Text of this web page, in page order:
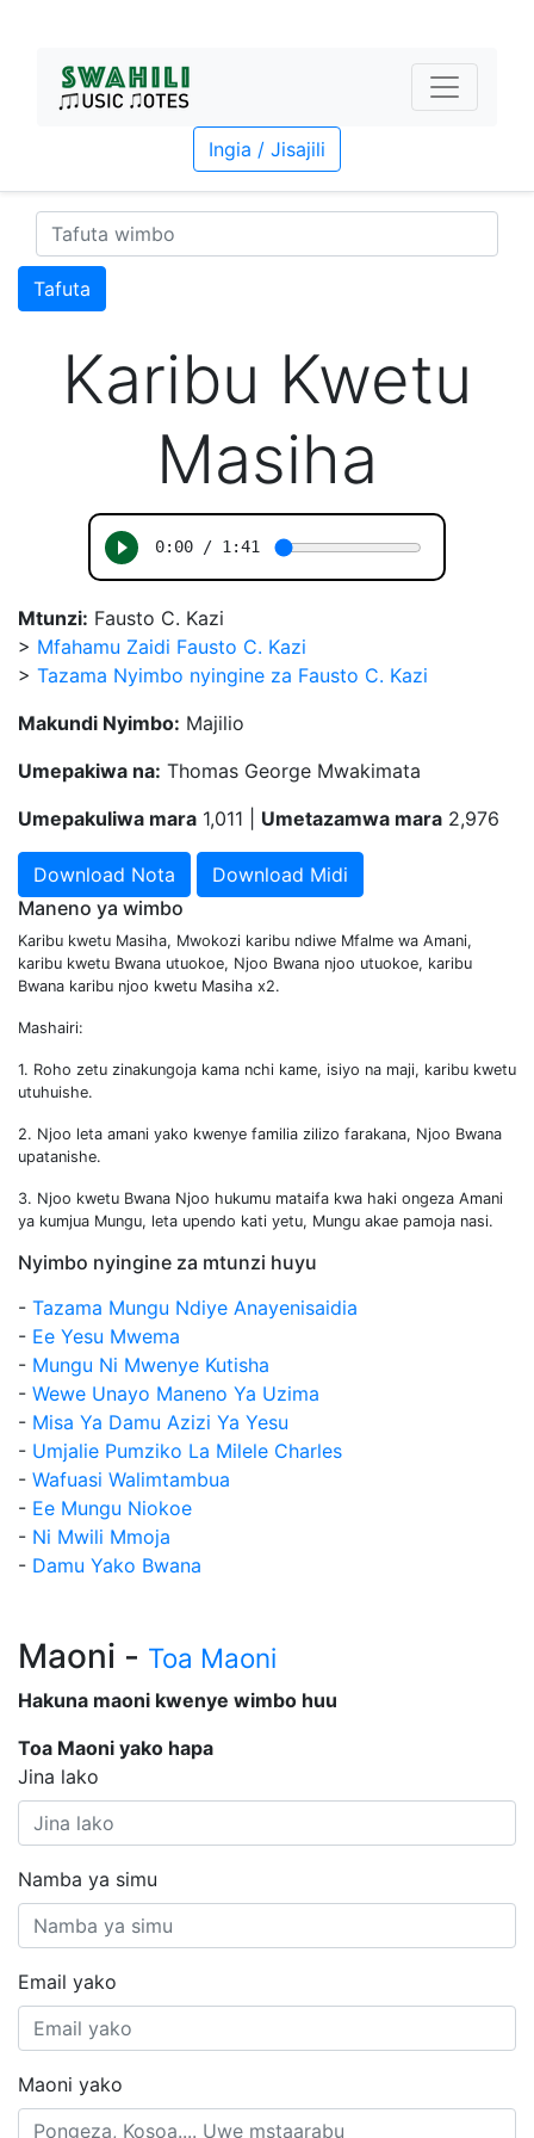
Ingia / Jisajili
Tafuta
Karibu Kwetu
Masiha
Mtunzi: Fausto C. Kazi
> Mfahamu Zaidi Fausto C. Kazi
> Tazama Nyimbo nyingine za Fausto C. Kazi
Makundi Nyimbo: Majilio
Umepakiwa na: Thomas George Mwakimata
Umepakuliwa mara 1,011 | Umetazamwa mara 2,976
Download Nota
Download Midi
Maneno ya wimbo
Karibu kwetu Masiha, Mwokozi karibu ndiwe Mfalme wa Amani,
karibu kwetu Bwana utuokoe, Njoo Bwana njoo utuokoe, karibu
Bwana karibu njoo kwetu Masiha x2.
Mashairi:
1. Roho zetu zinakungoja kama nchi kame, isiyo na maji, karibu kwetu
utuhuishe.
2. Njoo leta amani yako kwenye familia zilizo farakana, Njoo Bwana
upatanishe.
3. Njoo kwetu Bwana Njoo hukumu mataifa kwa haki ongeza Amani
ya kumjua Mungu, leta upendo kati yetu, Mungu akae pamoja nasi.
Nyimbo nyingine za mtunzi huyu
- Tazama Mungu Ndiye Anayenisaidia
- Ee Yesu Mwema
- Mungu Ni Mwenye Kutisha
- Wewe Unayo Maneno Ya Uzima
- Misa Ya Damu Azizi Ya Yesu
- Umjalie Pumziko La Milele Charles
- Wafuasi Walimtambua
- Ee Mungu Niokoe
- Ni Mwili Mmoja
- Damu Yako Bwana
Maoni - Toa Maoni
Hakuna maoni kwenye wimbo huu
Toa Maoni yako hapa
Jina lako
Namba ya simu
Email yako
Maoni yako